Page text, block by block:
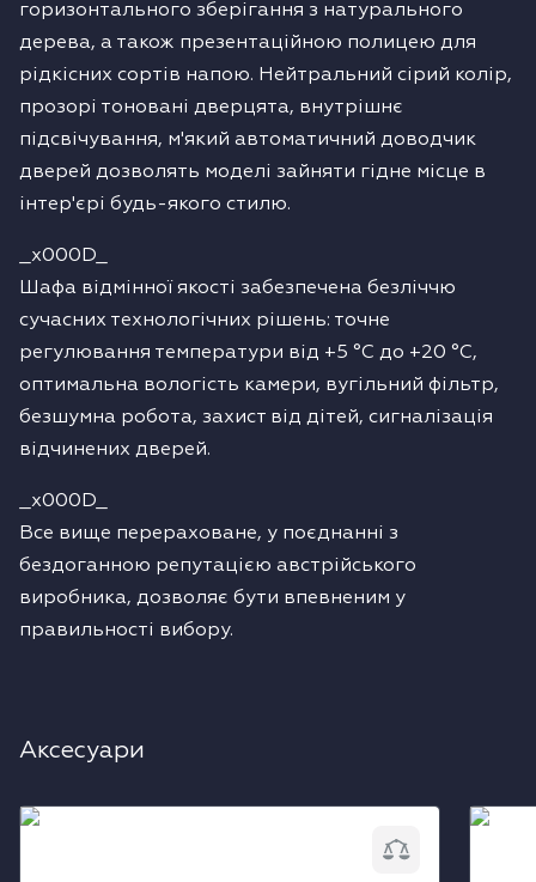
горизонтального зберігання з натурального
дерева, а також презентаційною полицею для
рідкісних сортів напою. Нейтральний сірий колір,
прозорі тоновані дверцята, внутрішнє
підсвічування, м'який автоматичний доводчик
дверей дозволять моделі зайняти гідне місце в
інтер'єрі будь-якого стилю.
_x000D_
Шафа відмінної якості забезпечена безліччю
сучасних технологічних рішень: точне
регулювання температури від +5 °C до +20 °C,
оптимальна вологість камери, вугільний фільтр,
безшумна робота, захист від дітей, сигналізація
відчинених дверей.
_x000D_
Все вище перераховане, у поєднанні з
бездоганною репутацією австрійського
виробника, дозволяє бути впевненим у
правильності вибору.
Аксесуари
Повітряний фільтр Liebherr FreshAir
Засіб